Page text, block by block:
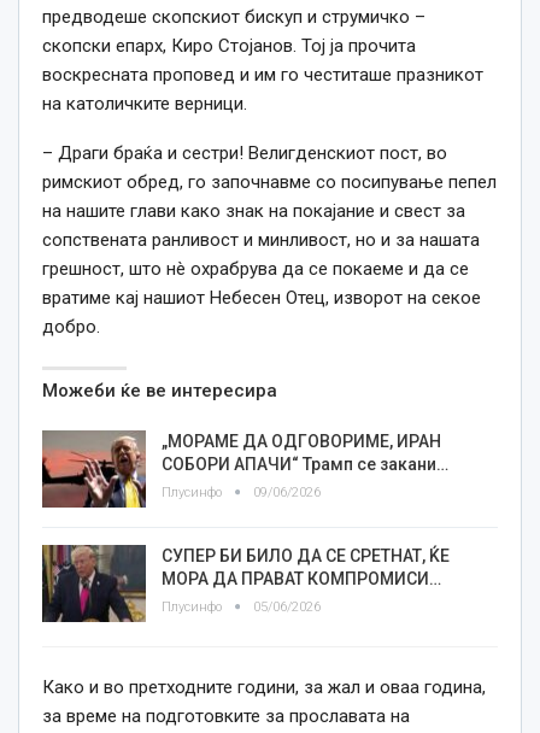
предводеше скопскиот бискуп и струмичко –
скопски епарх, Киро Стојанов. Тој ја прочита
воскресната проповед и им го честиташе празникот
на католичките верници.
– Драги браќа и сестри! Велигденскиот пост, во
римскиот обред, го започнавме со посипување пепел
на нашите глави како знак на покајание и свест за
сопствената ранливост и минливост, но и за нашата
грешност, што нè охрабрува да се покаеме и да се
вратиме кај нашиот Небесен Отец, изворот на секое
добро.
Можеби ќе ве интересира
„МОРАМЕ ДА ОДГОВОРИМЕ, ИРАН
СОБОРИ АПАЧИ“ Трамп се закани…
Плусинфо 09/06/2026
СУПЕР БИ БИЛО ДА СЕ СРЕТНАТ, ЌЕ
МОРА ДА ПРАВАТ КОМПРОМИСИ…
Плусинфо 05/06/2026
Како и во претходните години, за жал и оваа година,
за време на подготовките за прославата на